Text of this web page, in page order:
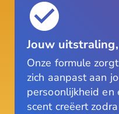
Jouw
Onze formule
zich aanpast aan
persoonlijkheid en
scent creëert